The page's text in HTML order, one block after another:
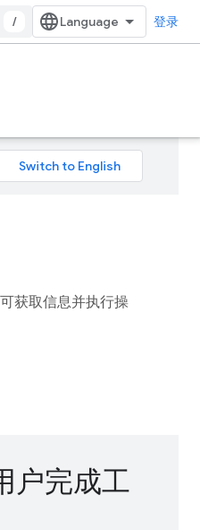
/ 登录
获取信息并执行操
户完成工